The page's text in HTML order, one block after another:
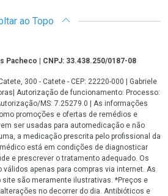
ao Topo
Pacheco | CNPJ: 33.438.250/0187-08
300 - Catete - CEP: 22220-000 | Gabriele
Autorização de funcionamento: Processo:
MS: 7.25279.0 | As informações
promoções e ofertas de remédios e
ser usadas para automedicação e não
a medicação prescrita pelo profissional da
está em condições de diagnosticar
e prescrever o tratamento adequado. Os
apenas para compras via internet. As
são meramente ilustrativas. *Preços e
no decorrer do dia. Antibióticos e